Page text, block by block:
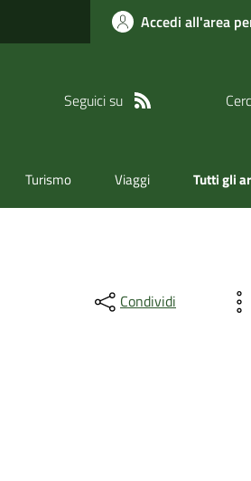
Accedi all'area
Seguici su
Turismo Viaggi Tutti gli
Condividi